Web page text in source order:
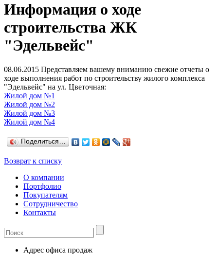
Информация о ходе
строительства ЖК
"Эдельвейс"
08.06.2015 Представляем вашему вниманию свежие отчеты о
ходе выполнения работ по строительству жилого комплекса
"Эдельвейс" на ул. Цветочная:
Жилой дом №1
Жилой дом №2
Жилой дом №3
Жилой дом №4
Поделиться…
Возврат к списку
О компании
Портфолио
Покупателям
Сотрудничество
Контакты
Адрес офиса продаж